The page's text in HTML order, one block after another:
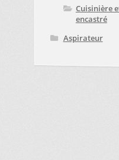
Cuisinière
encastré
Aspirateur